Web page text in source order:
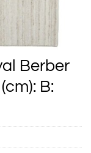
Berber
B: